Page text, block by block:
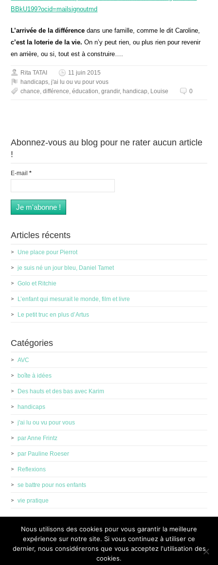
BBkU199?ocid=mailsignoutmd
L’arrivée de la différence dans une famille, comme le dit Caroline,
c’est la loterie de la vie. On n’y peut rien, ou plus rien pour revenir
en arrière, ou si, tout est à construire….
Rita TATAI
11 juin 2015
handicaps,j'ai lu ou vu pour vous
chance,différence,éducation,grandir, handicap, Louise 0
Abonnez-vous au blog pour ne rater aucun article
!
E-mail*
Articles récents
Une place pour Pierrot
je suis né un jour bleu, Daniel Tamet
Golo et Ritchie
L’enfant qui mesurait le monde, film et livre
Le petit truc en plus d’Artus
Catégories
AVC
boîte à idées
Des hauts et des bas avec Karim
handicaps
j'ai lu ou vu pour vous
par Anne Frintz
par Pauline Roeser
Reflexions
se battre pour nos enfants
vie pratique
Nous utilisons des cookies pour vous garantir la meilleure
expérience sur notre site. Si vous continuez à utiliser ce
dernier, nous considérerons que vous acceptez l'utilisation des
cookies.